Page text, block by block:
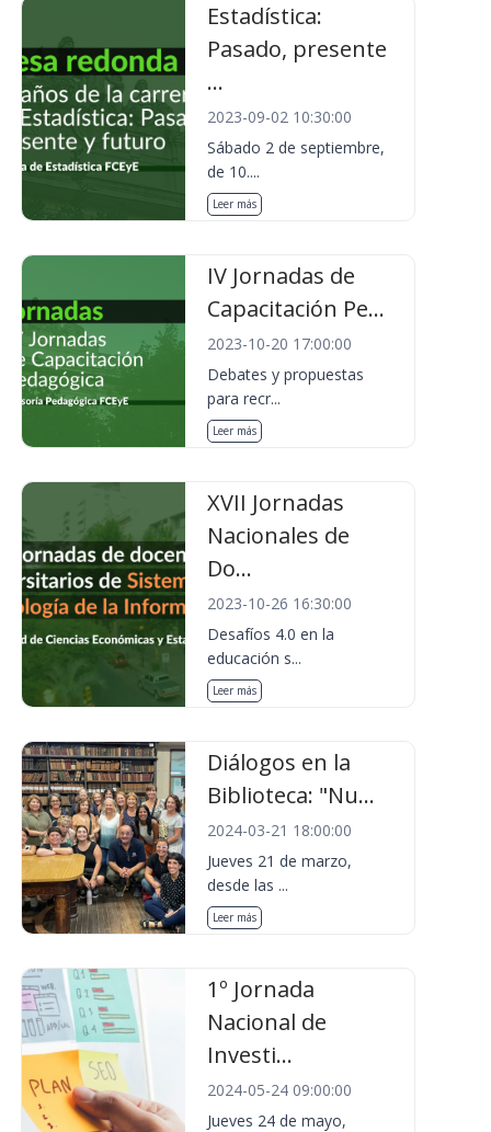
Estadística:
Pasado, presente
...
2023-09-02 10:30:00
Sábado 2 de septiembre,
de 10....
Leer más
IV Jornadas de
Capacitación Pe...
2023-10-20 17:00:00
Debates y propuestas
para recr...
Leer más
XVII Jornadas
Nacionales de
Do...
2023-10-26 16:30:00
Desafíos 4.0 en la
educación s...
Leer más
Diálogos en la
Biblioteca: "Nu...
2024-03-21 18:00:00
Jueves 21 de marzo,
desde las ...
Leer más
1º Jornada
Nacional de
Investi...
2024-05-24 09:00:00
Jueves 24 de mayo,